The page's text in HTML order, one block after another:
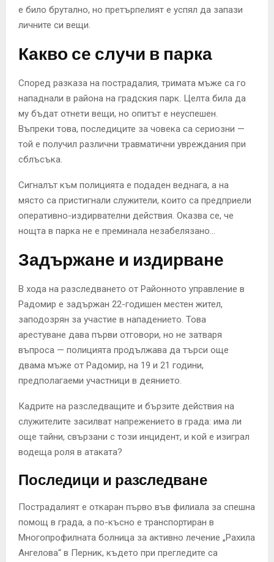
е било брутално, но претърпелият е успял да запази
личните си вещи.
Какво се случи в парка
Според разказа на пострадалия, тримата мъже са го
нападнали в района на градския парк. Целта била да
му бъдат отнети вещи, но опитът е неуспешен.
Въпреки това, последиците за човека са сериозни —
той е получил различни травматични увреждания при
сблъсъка.
Сигналът към полицията е подаден веднага, а на
място са пристигнали служители, които са предприели
оперативно-издирвателни действия. Оказва се, че
нощта в парка не е преминала незабелязано…
Задържане и издирване
В хода на разследването от Районното управление в
Радомир е задържан 22-годишен местен жител,
заподозрян за участие в нападението. Това
арестуване дава първи отговори, но не затваря
въпроса — полицията продължава да търси още
двама мъже от Радомир, на 19 и 21 години,
предполагаеми участници в деянието.
Кадрите на разследващите и бързите действия на
служителите засилват напрежението в града: има ли
още тайни, свързани с този инцидент, и кой е изиграл
водеща роля в атаката?
Последици и разследване
Пострадалият е откаран първо във филиала за спешна
помощ в града, а по-късно е транспортиран в
Многопрофилната болница за активно лечение „Рахила
Ангелова“ в Перник, където при прегледите са